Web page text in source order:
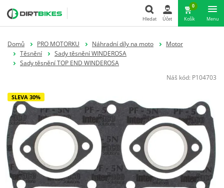
Hledat Účet
0
Košík Menu
Domů PRO MOTORKU Náhradní díly na moto
Motor
Těsnění
Sady těsnění WINDEROSA
Sady těsnění TOP END WINDEROSA
Náš kód: P104703
SLEVA 30%